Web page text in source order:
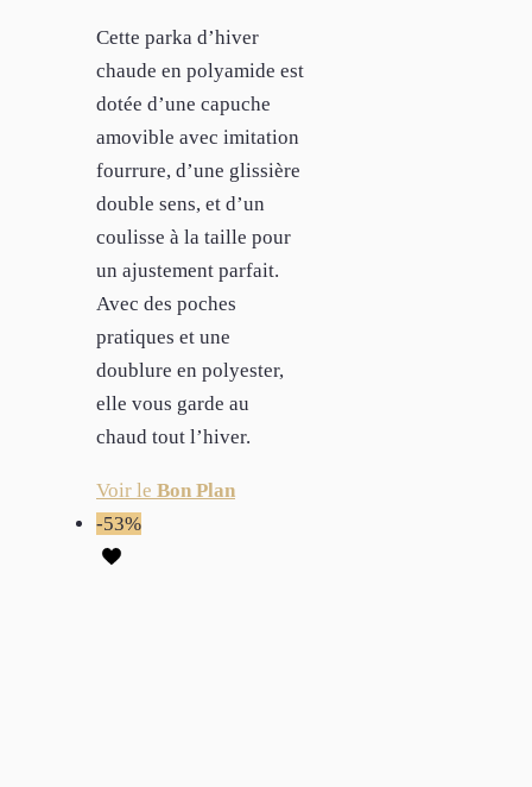
Cette parka d’hiver
chaude en polyamide est
dotée d’une capuche
amovible avec imitation
fourrure, d’une glissière
double sens, et d’un
coulisse à la taille pour
un ajustement parfait.
Avec des poches
pratiques et une
doublure en polyester,
elle vous garde au
chaud tout l’hiver.
Voir le Bon Plan
-53%